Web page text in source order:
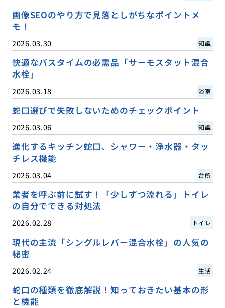
画像SEOのやり方で見落としがちなポイントメ
モ！
2026.03.30 知識
快適なバスタイムの必需品「サーモスタット混合
水栓」
2026.03.18 浴室
蛇口選びで失敗しないためのチェックポイント
2026.03.06 知識
進化するキッチン蛇口、シャワー・浄水器・タッ
チレス機能
2026.03.04 台所
業者を呼ぶ前に試す！「少しずつ流れる」トイレ
の自分でできる対処法
2026.02.28 トイレ
現代の主流「シングルレバー混合水栓」の人気の
秘密
2026.02.24 生活
蛇口の種類を徹底解説！知っておきたい基本の形
と機能